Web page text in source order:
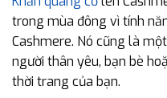
trong mùa đông vì tính
Cashmere. Nó cũng là
người thân yêu, bạn bè
thời trang của bạn.